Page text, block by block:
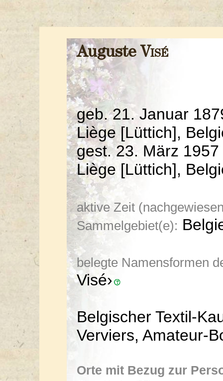
Auguste Visé
geb. 21. Januar
Liège [Lüttich],
gest. 23. März
Liège [Lüttich],
aktive Zeit
Sammelgebiet(e):
belegte Namensformen
Visé›
Belgischer Textil-
Verviers, Amateur-
Orte mit Bezug zur